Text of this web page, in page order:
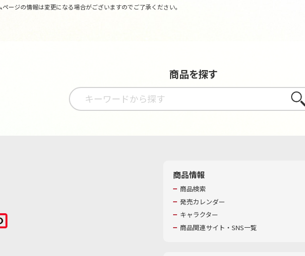
ージの情報は変更になる場合がございますのでご了承ください。
商品を探す
さがす
商品情報
商品検索
発売カレンダー
キャラクター
商品関連サイト・SNS一覧